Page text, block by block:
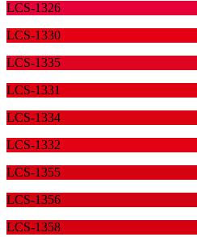
LCS-1326
LCS-1330
LCS-1335
LCS-1331
LCS-1334
LCS-1332
LCS-1355
LCS-1356
LCS-1358